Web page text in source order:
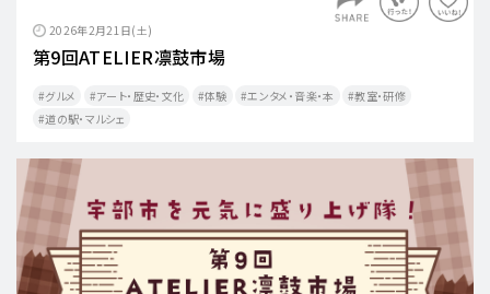
2026年2月21日(土)
第9回ATELIER凛鼓市場
グルメ アート・歴史・文化 体験 エンタメ・音楽・本
教室・研修
道の駅・マルシェ